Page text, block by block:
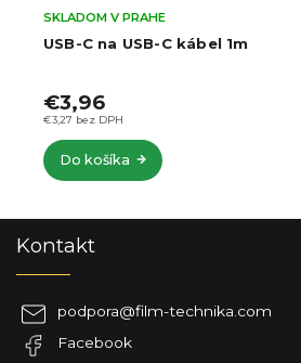
USB-C na USB-C kábel 1m
SKLADOM V PRAHE
€3,27 bez DPH
€3,96
Do košíka
Kontakt
podpora@film-technika.com
Facebook